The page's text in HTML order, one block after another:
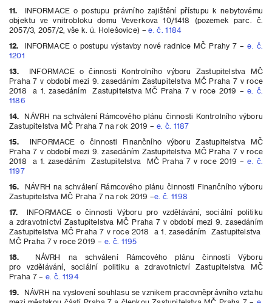
11.
INFORMACE o postupu právního zajištění přístupu k nebytovému
objektu ve vnitrobloku domu Veverkova 10/1418 (pozemek parc. č.
2057/3, 2057/2, vše k. ú. Holešovice) –e. č. 1184
12. INFORMACE o postupu výstavby nové radnice MČ Prahy 7 –e. č.
1201
13. INFORMACE o činnosti Kontrolního výboru Zastupitelstva MČ
Praha 7 v období mezi 9. zasedáním Zastupitelstva MČ Praha 7 v roce
2018 a 1. zasedáním Zastupitelstva MČ Praha 7 v roce 2019 –e. č.
1186
14. NÁVRH na schválení Rámcového plánu činnosti Kontrolního výboru
Zastupitelstva MČ Praha 7 na rok 2019 – e. č. 1187
15. INFORMACE o činnosti Finančního výboru Zastupitelstva MČ
Praha 7 v období mezi 9. zasedáním Zastupitelstva MČ Praha 7 v roce
2018 a 1. zasedáním Zastupitelstva MČ Praha 7 v roce 2019 – e. č.
1197
16. NÁVRH na schválení Rámcového plánu činnosti Finančního výboru
Zastupitelstva MČ Praha 7 na rok 2019 –e. č. 1198
17. INFORMACE o činnosti Výboru pro vzdělávání, sociální politiku
a zdravotnictví Zastupitelstva MČ Praha 7 v období mezi 9. zasedáním
Zastupitelstva MČ Praha 7 v roce 2018 a 1. zasedáním Zastupitelstva
MČ Praha 7 v roce 2019 – e. č. 1195
18. NÁVRH na schválení Rámcového plánu činnosti Výboru
pro vzdělávání, sociální politiku a zdravotnictví Zastupitelstva MČ
Praha 7 –e. č. 1194
19. NÁVRH na vyslovení souhlasu se vznikem pracovněprávního vztahu